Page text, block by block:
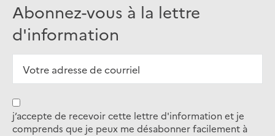
Abonnez-vous à la lettre
d'information
j’accepte de recevoir cette lettre d'information et je
comprends que je peux me désabonner facilement à